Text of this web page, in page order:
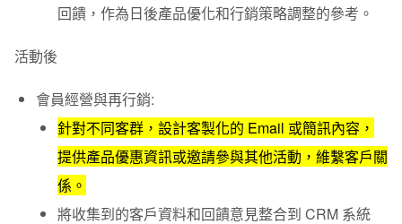
回饋，作為日後產品優化和行銷策略調整的參考。
活動後
會員經營與再行銷:
針對不同客群，設計客製化的 Email 或簡訊內容，
提供產品優惠資訊或邀請參與其他活動，維繫客戶關
係。
將收集到的客戶資料和回饋意見整合到 CRM 系統